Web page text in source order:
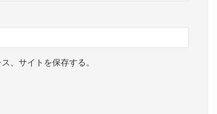
、サイトを保存する。